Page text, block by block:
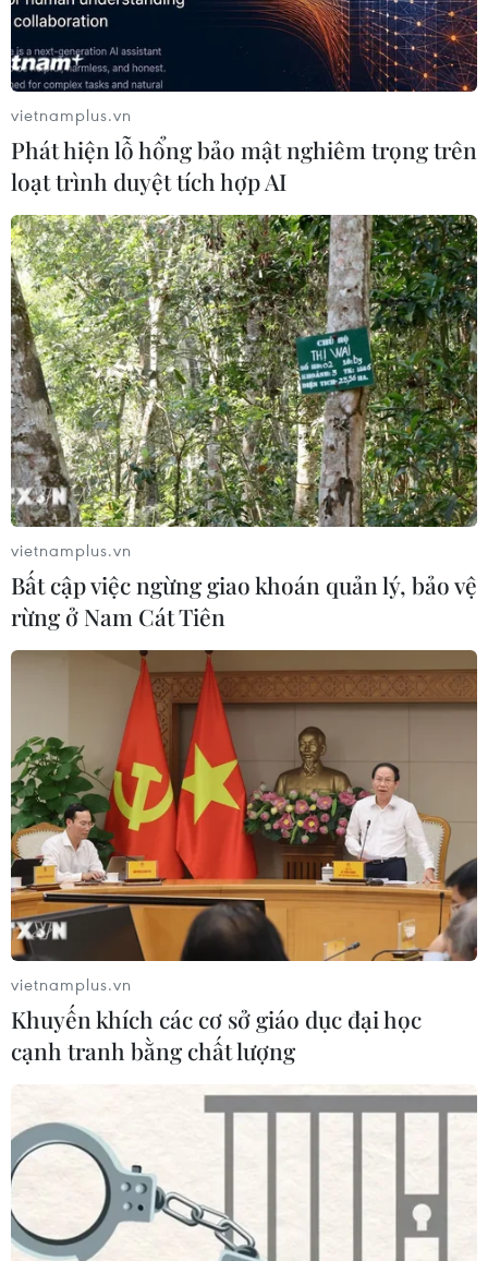
cầu tốt nghiệp để đi làm hoặc học nghề. Mấy năm nay, các trường
đại học vét tất cả (lùa) hết HS đã tốt nghiệp THPT, nhưng nhiều em
đã không nhập học Ngành GD&ĐT cần suy nghĩ lại để có kỳ thi
hợp lý, tránh học nhồi, học nhét, học để thi... Sinh ra vấn nạn...
Thích(1)
14893
Sách mới,chương trình mới, h lại lấy kết quả cả 3 năm, mà còn là
năm đầu tiên mà lại lấy tận 50%,quả này 2k7 toang r
Thích(4) Trả lời
TIN LIÊN QUAN
Bộ GD-ĐT sẽ sớm công bố đề thi minh
họa, quy chế thi tốt nghiệp THPT 2025
14/08/2024 07:28
Bộ Giáo dục và Đào tạo cho hay do Kỳ thi Tốt nghiệp
Trung học phổ thông năm 2025 là năm đầu tiên thi theo
chương trình mới nên Bộ sẽ sớm công bố đề minh họa
và quy chế thi.
vietnamplus.vn
Phát hiện lỗ hổng bảo mật nghiêm trọng trên
loạt trình duyệt tích hợp AI
vietnamplus.vn
Bất cập việc ngừng giao khoán quản lý, bảo vệ
rừng ở Nam Cát Tiên
vietnamplus.vn
Khuyến khích các cơ sở giáo dục đại học
cạnh tranh bằng chất lượng